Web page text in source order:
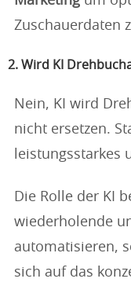
Zuschauerdaten
2. Wird KI
Nein, KI wird
nicht ersetzen.
leistungsstarkes
Die Rolle der KI
wiederholende
automatisieren,
sich auf das